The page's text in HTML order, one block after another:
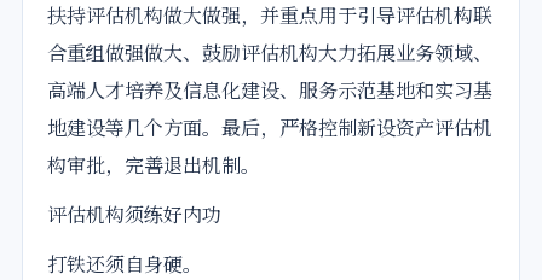
扶持评估机构做大做强，并重点用于引导评估机构联
合重组做强做大、鼓励评估机构大力拓展业务领域、
高端人才培养及信息化建设、服务示范基地和实习基
地建设等几个方面。最后，严格控制新设资产评估机
构审批，完善退出机制。
评估机构须练好内功
打铁还须自身硬。